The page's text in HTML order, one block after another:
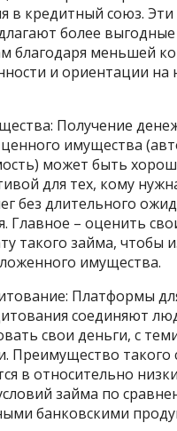
в кредитный союз. Эти
более выгодные
благодаря меньшей
и ориентации на
Получение
ценного имущества
может быть
для тех, кому
без длительного
Главное – оценить
такого займа, чтобы
имущества.
Платформы
соединяют
свои деньги, с
Преимущество такого
в относительно
займа по
банковскими